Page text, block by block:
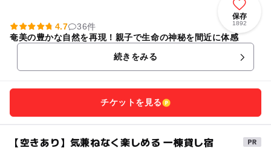
保存
1892
4.7
36件
奄美の豊かな自然を再現！親子で生命の神秘を間近に体感
続きをみる
チケットを見る
【空きあり】気兼ねなく楽しめる 一棟貸し宿